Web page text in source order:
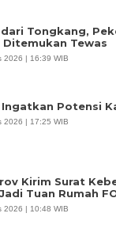
Tongkang,
Ditemukan Tewas
2026 | 16:39 WIB
Ingatkan Potensi
2026 | 17:25 WIB
Kirim Surat
Tuan Rumah
2026 | 10:48 WIB